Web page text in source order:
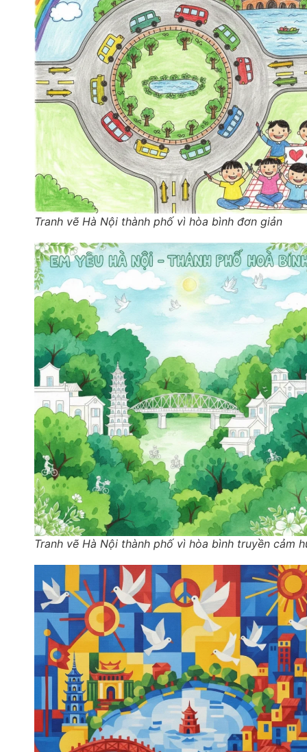
Tranh vẽ Hà Nội thành phố vì hòa bình đơn giản
Tranh vẽ Hà Nội thành phố vì hòa bình truyền cảm